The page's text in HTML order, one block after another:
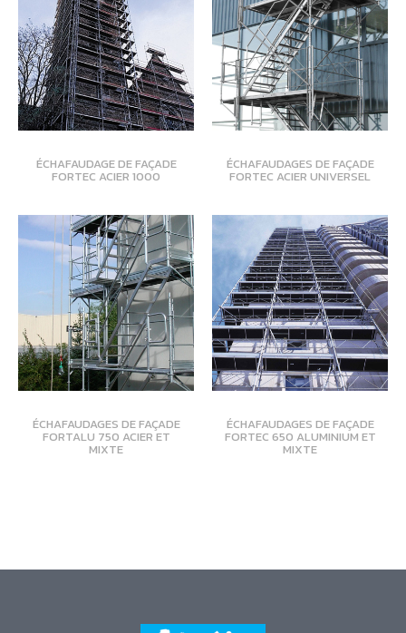
ÉCHAFAUDAGE DE FAÇADE
FORTEC ACIER 1000
ÉCHAFAUDAGES DE FAÇADE
FORTEC ACIER UNIVERSEL
ÉCHAFAUDAGES DE FAÇADE
FORTALU 750 ACIER ET
MIXTE
ÉCHAFAUDAGES DE FAÇADE
FORTEC 650 ALUMINIUM ET
MIXTE